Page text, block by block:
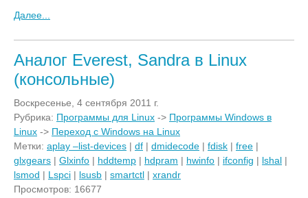
Далее...
Аналог Everest, Sandra в Linux
(консольные)
Воскресенье, 4 сентября 2011 г.
Рубрика: Программы для Linux -> Программы Windows в
Linux -> Переход с Windows на Linux
Метки: aplay –list-devices | df | dmidecode | fdisk | free |
glxgears | Glxinfo | hddtemp | hdpram | hwinfo | ifconfig | lshal |
lsmod | Lspci | lsusb | smartctl | xrandr
Просмотров: 16677